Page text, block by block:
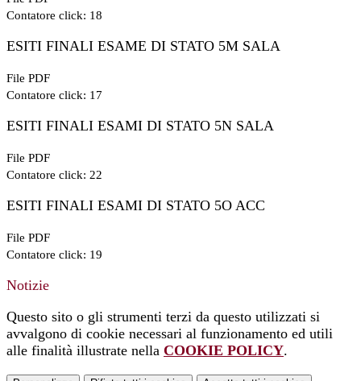
Contatore click: 18
ESITI FINALI ESAME DI STATO 5M SALA
File PDF
Contatore click: 17
ESITI FINALI ESAMI DI STATO 5N SALA
File PDF
Contatore click: 22
ESITI FINALI ESAMI DI STATO 5O ACC
File PDF
Contatore click: 19
Notizie
Questo sito o gli strumenti terzi da questo utilizzati si
avvalgono di cookie necessari al funzionamento ed utili
alle finalità illustrate nella COOKIE POLICY.